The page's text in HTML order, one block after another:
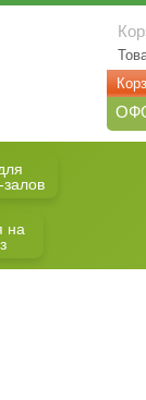
на